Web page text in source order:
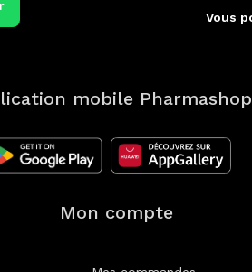
Vous
mobile Pharmashop
Mon compte